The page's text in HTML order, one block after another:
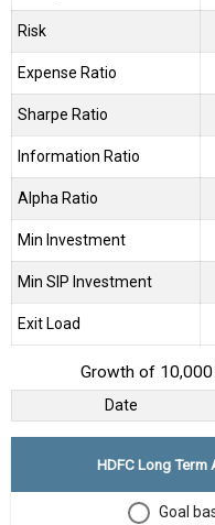
Risk
Expense Ratio
Sharpe Ratio
Information Ratio
Alpha Ratio
Min Investment
Min SIP Investment
Exit Load
Growth of
Date
HDFC Long Term
Goal